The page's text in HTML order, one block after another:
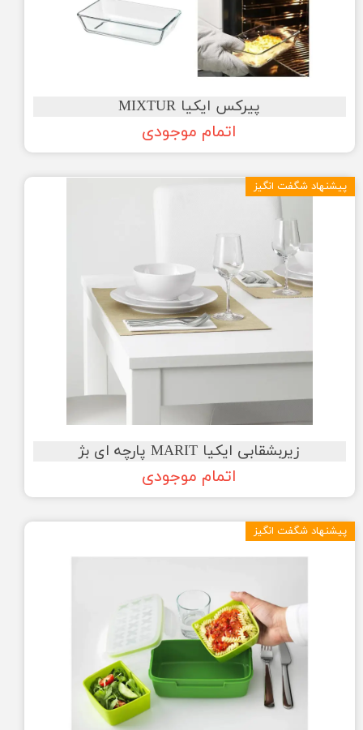
پیرکس ایکیا MIXTUR
اتمام موجودی
زیربشقابی ایکیا MARIT پارچه ای بژ
اتمام موجودی
پیشنهاد شگفت انگیز
پیشنهاد شگفت انگیز